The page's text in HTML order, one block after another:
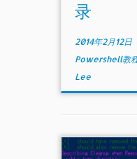
录
2014年2月12日
Powershell教
Lee